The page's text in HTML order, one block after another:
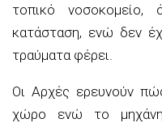
τοπικό νοσοκομείο,
κατάσταση, ενώ δεν
τραύματα φέρει.
Οι Αρχές ερευνούν
χώρο ενώ το